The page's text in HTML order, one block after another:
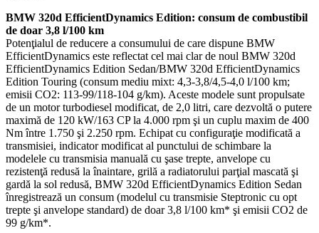
BMW 320d EfficientDynamics Edition: consum de combustibil
de doar 3,8 l/100 km
Potenţialul de reducere a consumului de care dispune BMW
EfficientDynamics este reflectat cel mai clar de noul BMW 320d
EfficientDynamics Edition Sedan/BMW 320d EfficientDynamics
Edition Touring (consum mediu mixt: 4,3-3,8/4,5-4,0 l/100 km;
emisii CO2: 113-99/118-104 g/km). Aceste modele sunt propulsate
de un motor turbodiesel modificat, de 2,0 litri, care dezvoltă o putere
maximă de 120 kW/163 CP la 4.000 rpm şi un cuplu maxim de 400
Nm între 1.750 şi 2.250 rpm. Echipat cu configuraţie modificată a
transmisiei, indicator modificat al punctului de schimbare la
modelele cu transmisia manuală cu şase trepte, anvelope cu
rezistenţă redusă la înaintare, grilă a radiatorului parţial mascată şi
gardă la sol redusă, BMW 320d EfficientDynamics Edition Sedan
înregistrează un consum (modelul cu transmisie Steptronic cu opt
trepte şi anvelope standard) de doar 3,8 l/100 km* şi emisii CO2 de
99 g/km*.